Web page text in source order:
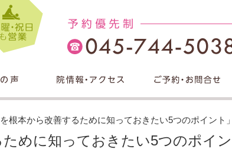
を根本から改善するために知っておきたい5つのポイント」
ために知っておきたい5つのポイン